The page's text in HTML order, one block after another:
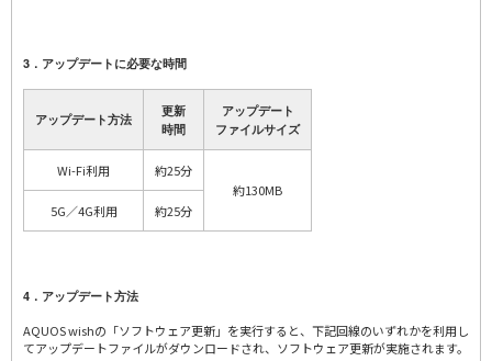
3．アップデートに必要な時間
アップデート方法
更新
時間
アップデート
ファイルサイズ
Wi-Fi利用
約25分
約130MB
5G／4G利用
約25分
4．アップデート方法
AQUOS wishの「ソフトウェア更新」を実行すると、下記回線のいずれかを利用し
てアップデートファイルがダウンロードされ、ソフトウェア更新が実施されます。